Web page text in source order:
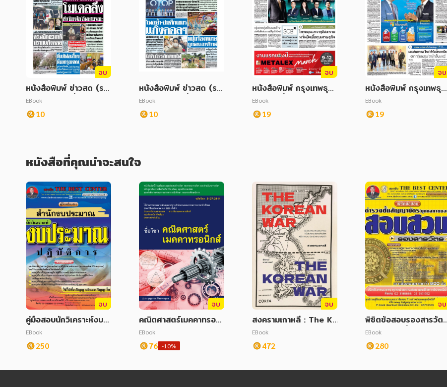
จบ
หนังสือพิมพ์ ข่าวสด (รา
ยวัน) ฉบับวันที่ 18 กุมภา
พันธ์ 2568
EBook
10
หนังสือพิมพ์ ข่าวสด (รา
ยวัน) ฉบับวันที่ 12 สิงหา
คม 2568
EBook
10
จบ
หนังสือพิมพ์ กรุงเทพธุรกิ
จ วันพุธที่ 2 มีนาคม พ.ศ.
2565
EBook
19
จบ
หนังสือพิมพ์ กรุงเทพธุรกิ
จ วันพฤหัสบดีที่ 02 พฤ
ษภาคม 2567
EBook
19
หนังสือที่คุณน่าจะสนใจ
จบ
คู่มือสอบนักวิเคราะห์งบป
ระมาณปฏิบัติการ สำนักง
บประมาณ ปี 2563
EBook
250
จบ
คณิตศาสตร์เมคคาทรอนิ
กส์ 2127-2111
EBook
76 -10%
จบ
สงครามเกาหลี : The Ko
rean War
EBook
472
จบ
พิชิตข้อสอบรองสารวัตร
(สอบสวน) ชั้นสัญญาบัต
ร
EBook
280